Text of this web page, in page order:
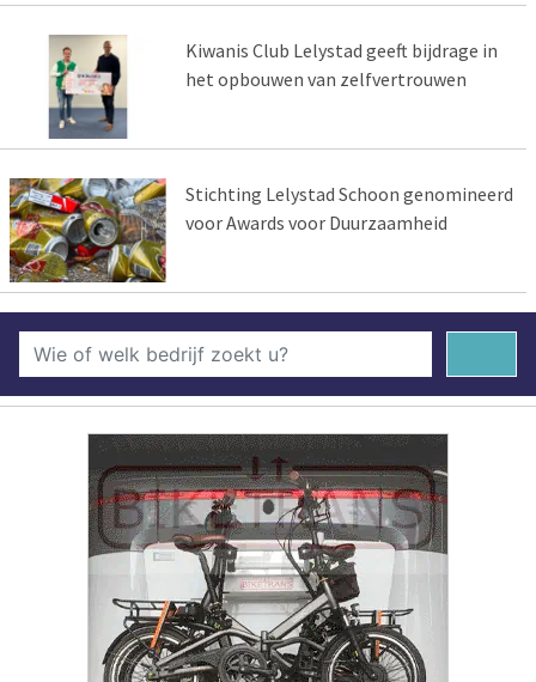
Kiwanis Club Lelystad geeft bijdrage in
het opbouwen van zelfvertrouwen
Stichting Lelystad Schoon genomineerd
voor Awards voor Duurzaamheid